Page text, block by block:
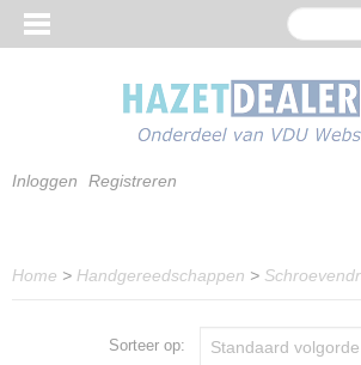
Inloggen Registreren
Home > Handgereedschappen >
Sorteer op: